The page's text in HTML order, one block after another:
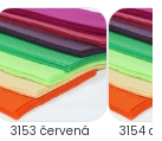
3153 červená 3154